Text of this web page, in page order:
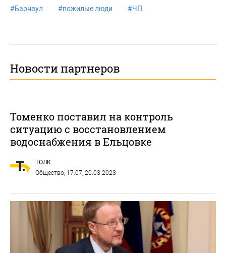
#Барнаул #пожилые люди #ЧП
Новости партнеров
Томенко поставил на контроль
ситуацию с восстановлением
водоснабжения в Ельцовке
ТОЛК
Общество , 17:07, 20.03.2023